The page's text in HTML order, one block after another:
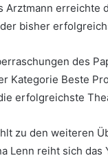
Arztmann erreichte
bisher
des
Kategorie Beste
erfolgreichste
zu den weiteren
Lenn reiht sich das